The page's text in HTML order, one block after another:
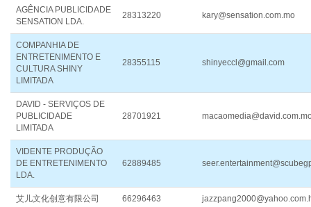
AGÊNCIA PUBLICIDADE
SENSATION LDA.
28313220 kary@sensation.com.mo
COMPANHIA DE
ENTRETENIMENTO E
CULTURA SHINY
LIMITADA
28355115 shinyeccl@gmail.com
DAVID - SERVIÇOS DE
PUBLICIDADE
LIMITADA
28701921
VIDENTE PRODUÇÃO
DE ENTRETENIMENTO
LDA.
62889485
艾儿文化创意有限公司 66296463